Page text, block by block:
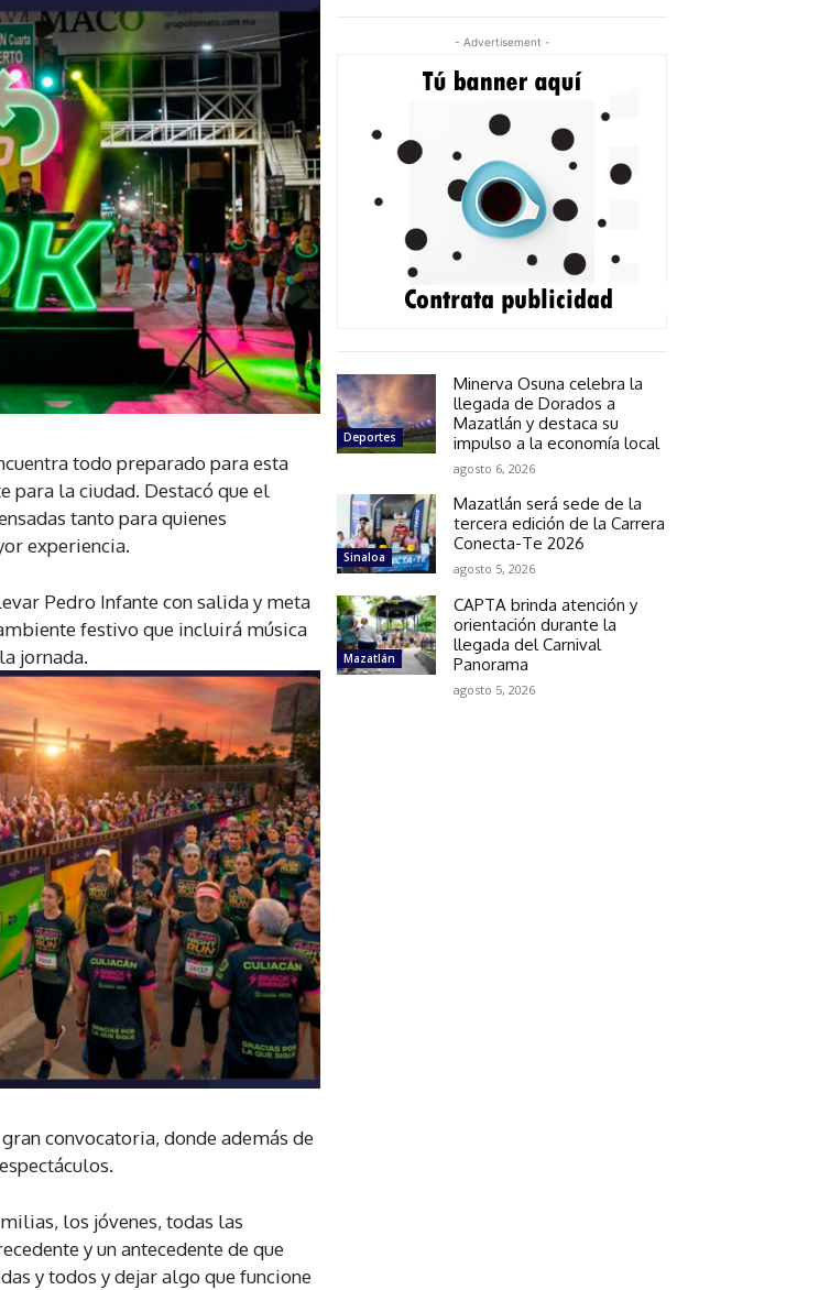
todo preparado para esta
para la ciudad. Destacó que el
tanto para quienes
experiencia.
Pedro Infante con salida y meta
festivo que incluirá música
jornada.
convocatoria, donde además de
los jóvenes, todas las
y un antecedente de que
y todos y dejar algo que funcione
- Advertisement -
Deportes
Minerva Osuna celebra la
llegada de Dorados a
Mazatlán y destaca su
impulso a la economía local
agosto 6, 2026
Sinaloa
Mazatlán será sede de la
tercera edición de la Carrera
Conecta-Te 2026
agosto 5, 2026
Mazatlán
CAPTA brinda atención y
orientación durante la
llegada del Carnival
Panorama
agosto 5, 2026